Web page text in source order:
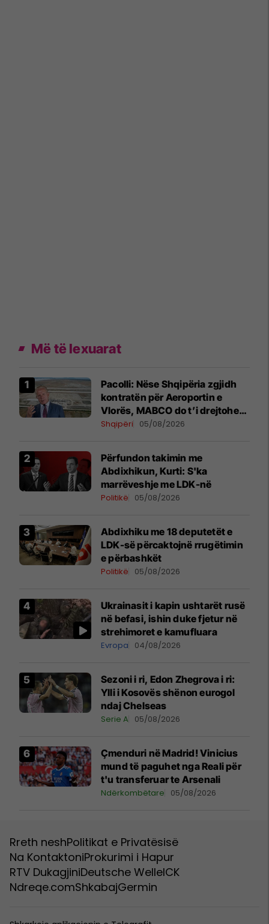
Më të lexuarat
Pacolli: Nëse Shqipëria zgjidh
kontratën për Aeroportin e
Vlorës, MABCO do t’i drejtohet
arbitrazhit ndërkombëtar
Shqipëri 05/08/2026
Përfundon takimin me
Abdixhikun, Kurti: S'ka
marrëveshje me LDK-në
Politikë 05/08/2026
Abdixhiku me 18 deputetët e
LDK-së përcaktojnë rrugëtimin
e përbashkët
Politikë 05/08/2026
Ukrainasit i kapin ushtarët rusë
në befasi, ishin duke fjetur në
strehimoret e kamufluara
Evropa 04/08/2026
Sezoni i ri, Edon Zhegrova i ri:
Ylli i Kosovës shënon eurogol
ndaj Chelseas
Serie A 05/08/2026
Çmenduri në Madrid! Vinicius
mund të paguhet nga Reali për
t'u transferuar te Arsenali
Ndërkombëtare 05/08/2026
Rreth neshPolitikat e Privatësisë
Na KontaktoniProkurimi i Hapur
RTV DukagjiniDeutsche WelleICK
Ndreqe.comShkabajGermin